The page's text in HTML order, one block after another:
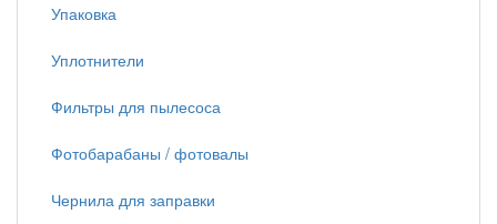
Упаковка
Уплотнители
Фильтры для пылесоса
Фотобарабаны / фотовалы
Чернила для заправки